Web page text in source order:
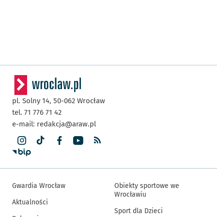
pl. Solny 14, 50-062 Wrocław
tel. 71 776 71 42
e-mail: redakcja@araw.pl
Gwardia Wrocław
Aktualności
Obiekty sportowe we
Wrocławiu
Sport dla Dzieci